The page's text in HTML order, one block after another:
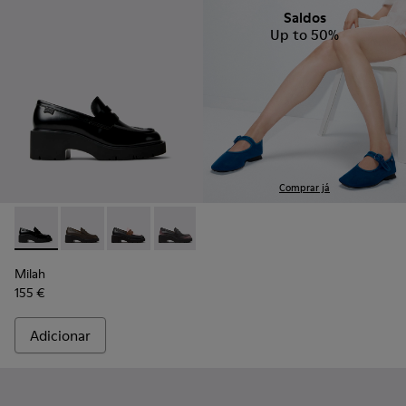
Milah - K201425-002 - Mocassins de pele pretos Para
Milah - K201425-037
Milah - K201425-036
Milah - K201425-033
Milah
155 €
Adicionar
Saldos
Up to 50%
Comprar já